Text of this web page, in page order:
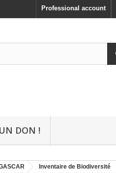
Professional account
DON !
Inventaire de Biodiversité